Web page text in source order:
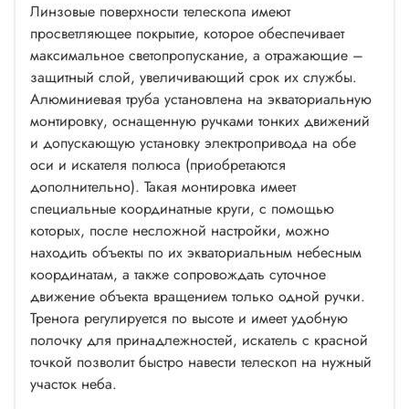
Линзовые поверхности телескопа имеют
просветляющее покрытие, которое обеспечивает
максимальное светопропускание, а отражающие –
защитный слой, увеличивающий срок их службы.
Алюминиевая труба установлена на экваториальную
монтировку, оснащенную ручками тонких движений
и допускающую установку электропривода на обе
оси и искателя полюса (приобретаются
дополнительно). Такая монтировка имеет
специальные координатные круги, с помощью
которых, после несложной настройки, можно
находить объекты по их экваториальным небесным
координатам, а также сопровождать суточное
движение объекта вращением только одной ручки.
Тренога регулируется по высоте и имеет удобную
полочку для принадлежностей, искатель с красной
точкой позволит быстро навести телескоп на нужный
участок неба.